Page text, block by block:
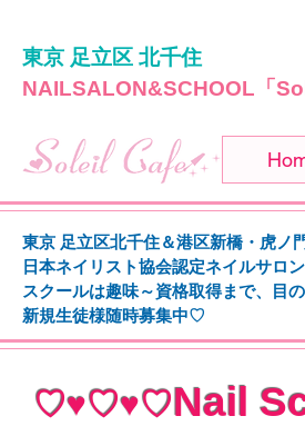
東京 足立区 北千住
NAILSALON&SCHOOL「
東京 足立区北千住＆港区新橋・虎ノ
日本ネイリスト協会認定ネイルサロ
スクールは趣味～資格取得まで、
目
新規生徒様随時募集中♡
♡♥♡♥♡Nail